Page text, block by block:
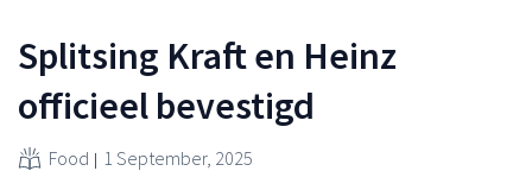
Splitsing Kraft en Heinz
officieel bevestigd
Food 1 September, 2025